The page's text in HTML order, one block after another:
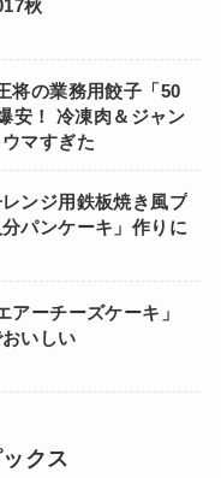
秋
将の業務用餃子「50
安！ 冷凍肉＆ジャン
マすぎた
ンジ用鉄板焼き風プ
パンケーキ」作りに
アーチーズケーキ」
いしい
クス